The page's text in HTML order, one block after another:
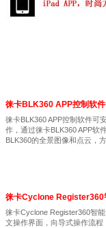
徕卡BLK360 APP控制软件
徕卡BLK360 APP控制软件可
作，通过徕卡BLK360 APP软
BLK360的全景图像和点云，
徕卡Cyclone Register360
徕卡Cyclone Register360智
文操作界面，向导式操作流